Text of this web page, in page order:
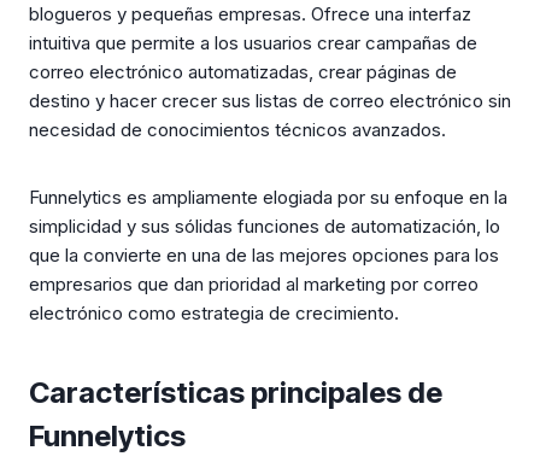
blogueros y pequeñas empresas. Ofrece una interfaz
intuitiva que permite a los usuarios crear campañas de
correo electrónico automatizadas, crear páginas de
destino y hacer crecer sus listas de correo electrónico sin
necesidad de conocimientos técnicos avanzados.
Funnelytics es ampliamente elogiada por su enfoque en la
simplicidad y sus sólidas funciones de automatización, lo
que la convierte en una de las mejores opciones para los
empresarios que dan prioridad al marketing por correo
electrónico como estrategia de crecimiento.
Características principales de
Funnelytics